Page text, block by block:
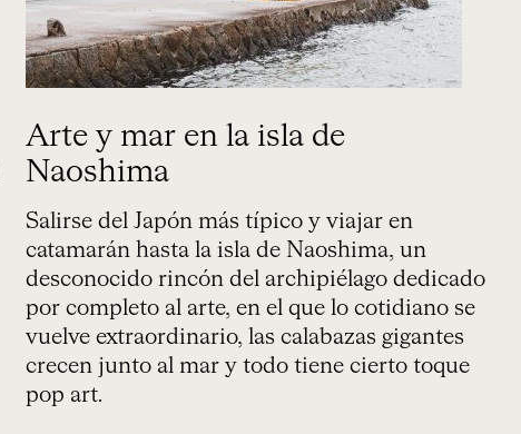
Arte y mar en la isla de
Naoshima
Salirse del Japón más típico y viajar en
catamarán hasta la isla de Naoshima, un
desconocido rincón del archipiélago dedicado
por completo al arte, en el que lo cotidiano se
vuelve extraordinario, las calabazas gigantes
crecen junto al mar y todo tiene cierto toque
pop art.